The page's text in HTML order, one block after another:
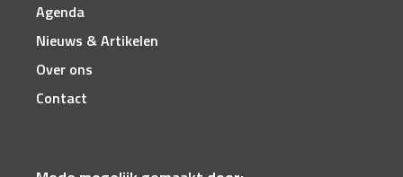
Agenda
Nieuws & Artikelen
Over ons
Contact